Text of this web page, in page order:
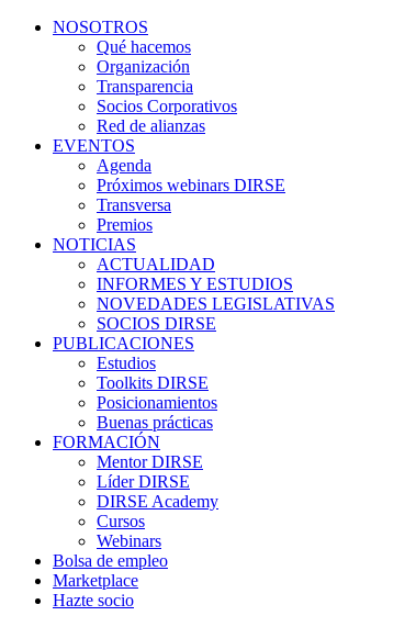
NOSOTROS
Qué hacemos
Organización
Transparencia
Socios Corporativos
Red de alianzas
EVENTOS
Agenda
Próximos webinars DIRSE
Transversa
Premios
NOTICIAS
ACTUALIDAD
INFORMES Y ESTUDIOS
NOVEDADES LEGISLATIVAS
SOCIOS DIRSE
PUBLICACIONES
Estudios
Toolkits DIRSE
Posicionamientos
Buenas prácticas
FORMACIÓN
Mentor DIRSE
Líder DIRSE
DIRSE Academy
Cursos
Webinars
Bolsa de empleo
Marketplace
Hazte socio